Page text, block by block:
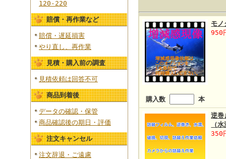
120-220
賠償・再作業など
賠償・遅延損害
やり直し、再作業
見積・購入前の調査
見積依頼は回答不可
商品到着後
データの確認・保管
商品確認後の期日・評価
注文キャンセル
注文辞退・ご遠慮
購入数 本
モ
950
逆巻
（
350